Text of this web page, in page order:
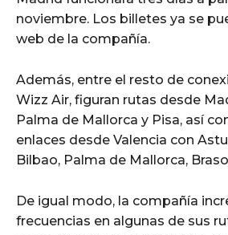
noviembre. Los billetes ya se
web de la compañía.
Además, entre el resto de
Wizz Air, figuran rutas desde
Palma de Mallorca y Pisa, así
enlaces desde Valencia con
Bilbao, Palma de Mallorca,
De igual modo, la compañía
frecuencias en algunas de sus